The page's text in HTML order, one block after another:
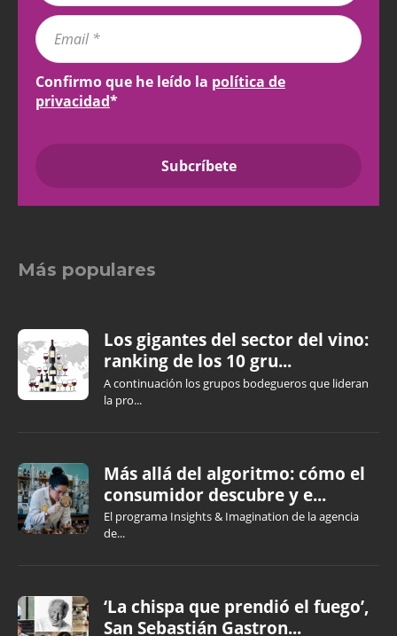
Confirmo que he leído la política de
privacidad*
Más populares
Los gigantes del sector del vino:
ranking de los 10 gru...
A continuación los grupos bodegueros que lideran
la pro...
Más allá del algoritmo: cómo el
consumidor descubre y e...
El programa Insights & Imagination de la agencia
de...
‘La chispa que prendió el fuego’,
San Sebastián Gastron...